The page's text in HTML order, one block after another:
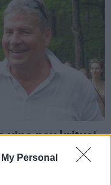
Personal
viņa nav kritusi
abu
stāstu